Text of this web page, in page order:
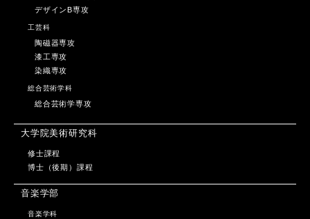
デザインB専攻
工芸科
陶磁器専攻
漆工専攻
染織専攻
総合芸術学科
総合芸術学専攻
大学院美術研究科
修士課程
博士（後期）課程
音楽学部
音楽学科